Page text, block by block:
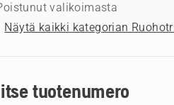
valikoimasta
tuotenumero